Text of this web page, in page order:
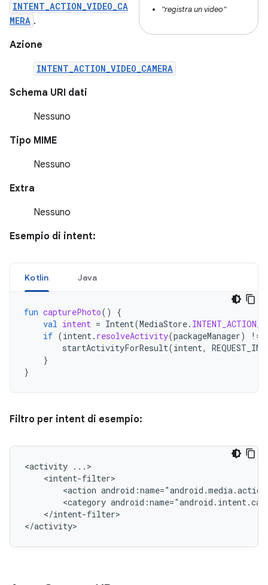
"registra un video"
INTENT_ACTION_VIDEO_CA
MERA .
Azione
INTENT_ACTION_VIDEO_CAMERA
Schema URI dati
Nessuno
Tipo MIME
Nessuno
Extra
Nessuno
Esempio di intent:
Kotlin Java
fun capturePhoto()
{
val intent = Intent(MediaStore.
if (intent. resolveActivity(packageManager) !=
startActivityForResult(intent,
}
}
Filtro per intent di esempio:
<activity
<action
<category
</intent-filter>
</activity>